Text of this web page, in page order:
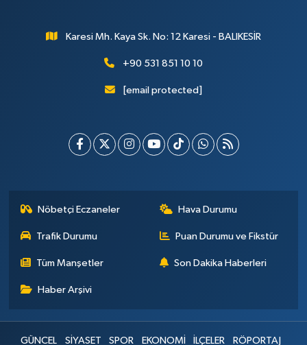
Karesi Mh. Kaya Sk. No: 12 Karesi - BALIKESİR
+90 531 851 10 10
[email protected]
Nöbetçi Eczaneler Hava Durumu
Trafik Durumu Puan Durumu ve Fikstür
Tüm Manşetler Son Dakika Haberleri
Haber Arşivi
GÜNCEL SİYASET SPOR EKONOMİ İLÇELER
RÖPORTAJ